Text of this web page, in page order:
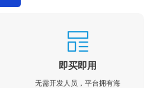
即买即用
无需开发人员，平台拥有海